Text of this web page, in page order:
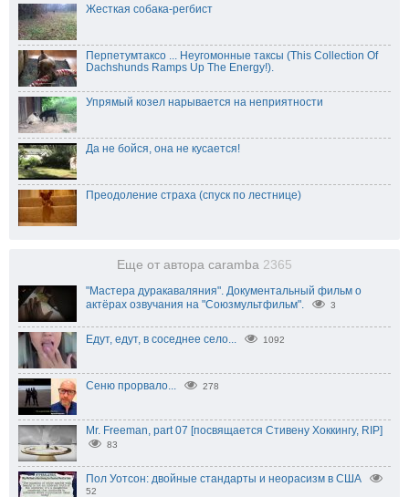
Жесткая собака-регбист
Перпетумтаксо ... Неугомонные таксы (This Collection Of
Dachshunds Ramps Up The Energy!).
Упрямый козел нарывается на неприятности
Да не бойся, она не кусается!
Преодоление страха (спуск по лестнице)
Еще от автора caramba 2365
"Мастера дуракаваляния". Документальный фильм о
актёрах озвучания на "Союзмультфильм".
3
Едут, едут, в соседнее село... 1092
Сеню прорвало... 278
Mr. Freeman, part 07 [посвящается Стивену Хоккингу, RIP]
83
Пол Уотсон: двойные стандарты и неорасизм в США
52